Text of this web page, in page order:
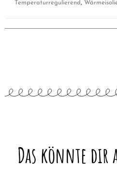
Temperaturregulierend,
Das könnte dir